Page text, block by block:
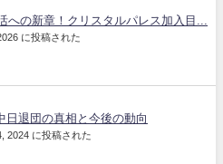
への新章！クリスタルパレス加入目...
に投稿された
日退団の真相と今後の動向
2024 に投稿された